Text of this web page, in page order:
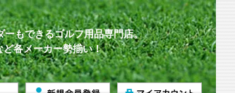
もできるゴルフ用品専門店。
各メーカー勢揃い！